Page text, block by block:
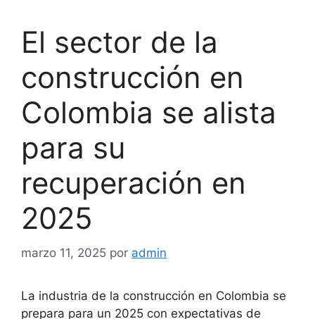
El sector de la
construcción en
Colombia se alista
para su
recuperación en
2025
marzo 11, 2025 por admin
La industria de la construcción en Colombia se
prepara para un 2025 con expectativas de